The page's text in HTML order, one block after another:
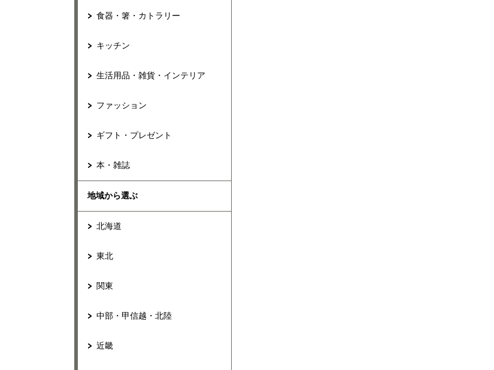
食器・箸・カトラリー
キッチン
生活用品・雑貨・インテリア
ファッション
ギフト・プレゼント
本・雑誌
地域から選ぶ
北海道
東北
関東
中部・甲信越・北陸
近畿